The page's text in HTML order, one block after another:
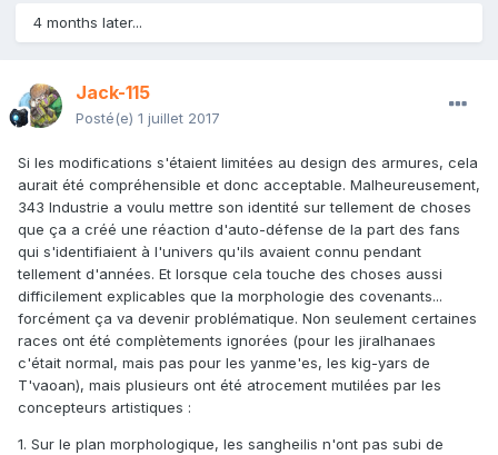
est extrêmement développé dans l'après-guerre et
prix. Venezia est une plaque tournante du commerce
alternatif, alimenté par des récupérateurs humains ou
sur des sites de récupération. Les anciennes stations
humaines et covenantes abandonnées sont soit
démantelées, soit transformées en lieux d'habitation, ou
étudiées par la faction qui la contrôle si elle contient des
informations intéressante (ça aurait été le cas d'Argent
Moon sans l'intervention de la Blue Team). C'est pour toutes
ces raisons qu'on retrouve parfois de l'équipement datant
de la guerre, et parfois des nouveaux designs à partir de
2556/2557.
Dans les faits, le changement de design des Covenants a
exactement les mêmes raisons que celles du Forward Unto
Dawn ou de l'armure du Major dans Halo 4 : 343 Industries
veulent construire leur propre identité visuelle pour la saga
4 months later...
Jack-115
Posté(e) 1 juillet 2017
Si les modifications s'étaient limitées au design des armures, cela
aurait été compréhensible et donc acceptable. Malheureusement,
343 Industrie a voulu mettre son identité sur tellement de choses
que ça a créé une réaction d'auto-défense de la part des fans
qui s'identifiaient à l'univers qu'ils avaient connu pendant
tellement d'années. Et lorsque cela touche des choses aussi
difficilement explicables que la morphologie des covenants...
forcément ça va devenir problématique. Non seulement certaines
races ont été complètements ignorées (pour les jiralhanaes
c'était normal, mais pas pour les yanme'es, les kig-yars de
T'vaoan), mais plusieurs ont été atrocement mutilées par les
concepteurs artistiques :
1. Sur le plan morphologique, les sangheilis n'ont pas subi de